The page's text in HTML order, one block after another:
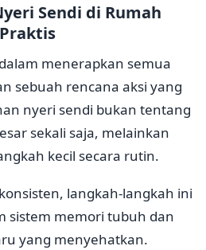
Sendi di Rumah
menerapkan semua
sebuah rencana aksi yang
nyeri sendi bukan tentang
sekali saja, melainkan
kecil secara rutin.
langkah-langkah ini
sistem memori tubuh dan
yang menyehatkan.